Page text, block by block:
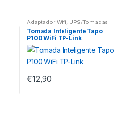
Adaptador Wifi, UPS/Tomadas
Tomada Inteligente Tapo
P100 WiFi TP-Link
€12,90